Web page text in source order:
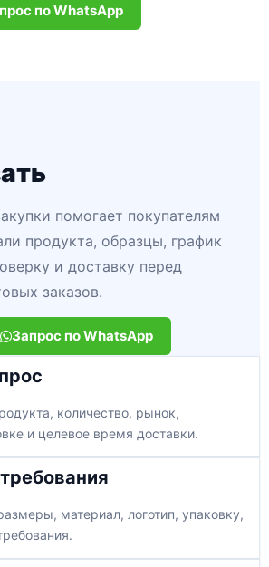
по WhatsApp
помогает покупателям
продукта, образцы, график
и доставку перед
заказов.
Запрос по WhatsApp
количество, рынок,
и целевое время доставки.
материал, логотип, упаковку,